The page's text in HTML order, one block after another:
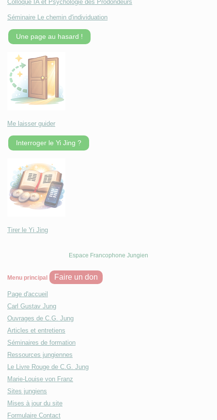
Colloque IA et Psychologie des Prodondeurs
Séminaire Le chemin d'individuation
Une page au hasard !
Me laisser guider
Interroger le Yi Jing ?
Tirer le Yi Jing
Espace Francophone Jungien
Menu principal Faire un don
Page d'accueil
Carl Gustav Jung
Ouvrages de C.G. Jung
Articles et entretiens
Séminaires de formation
Ressources jungiennes
Le Livre Rouge de C.G. Jung
Marie-Louise von Franz
Sites jungiens
Mises à jour du site
Formulaire Contact